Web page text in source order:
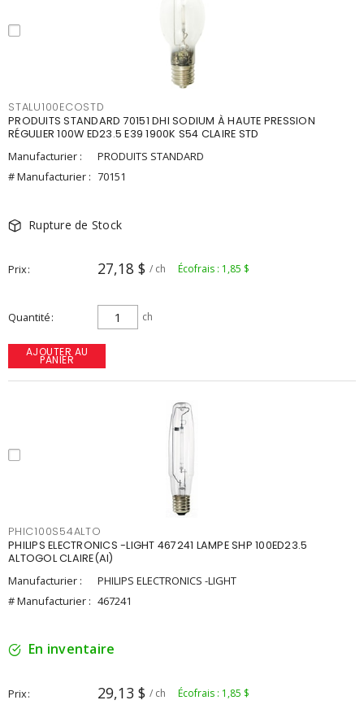
STALU100ECOSTD
PRODUITS STANDARD 70151 DHI SODIUM À HAUTE PRESSION
RÉGULIER 100W ED23.5 E39 1900K S54 CLAIRE STD
Manufacturier :
PRODUITS STANDARD
# Manufacturier : 70151
Rupture de Stock
Prix 27,18 $ / ch Écofrais : 1,85 $
Quantité ch
AJOUTER AU
PANIER
PHIC100S54ALTO
PHILIPS ELECTRONICS -LIGHT 467241 LAMPE SHP 100ED23.5
ALTOGOL CLAIRE(AI)
Manufacturier :
PHILIPS ELECTRONICS -LIGHT
# Manufacturier : 467241
En inventaire
Prix 29,13 $ / ch Écofrais : 1,85 $